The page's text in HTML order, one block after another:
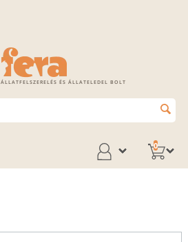
ÁLLATFELSZERELÉS ÉS ÁLLATELEDEL BOLT
0